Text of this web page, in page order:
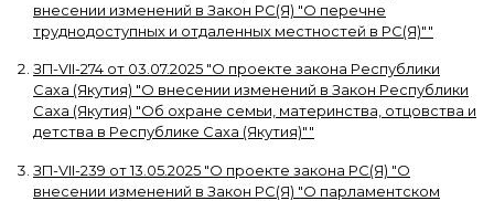
внесении изменений в Закон РС(Я) "О перечне
труднодоступных и отдаленных местностей в РС(Я)""
ЗП-VII-274 от 03.07.2025 "О проекте закона Республики
Саха (Якутия) "О внесении изменений в Закон Республики
Саха (Якутия) "Об охране семьи, материнства, отцовства и
детства в Республике Саха (Якутия)""
ЗП-VII-239 от13.05.2025 "О проекте закона РС(Я) "О
внесении изменений в Закон РС(Я) "О парламентском